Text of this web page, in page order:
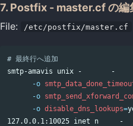
7. Postfix - master.cf の編
File: /etc/postfix/master.cf
# 最終行へ追加
smtp-amavis unix -       -
-o
-o
-o disable_dns_lookups=
127.0.0.1:10025 inet n